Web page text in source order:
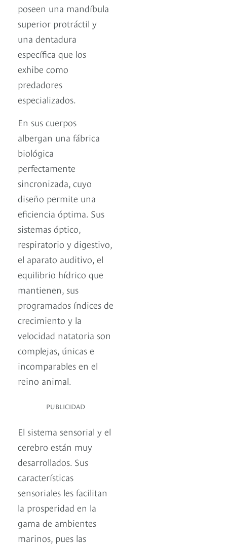
poseen una mandíbula
superior protráctil y
una dentadura
específica que los
exhibe como
predadores
especializados.
En sus cuerpos
albergan una fábrica
biológica
perfectamente
sincronizada, cuyo
diseño permite una
eficiencia óptima. Sus
sistemas óptico,
respiratorio y digestivo,
el aparato auditivo, el
equilibrio hídrico que
mantienen, sus
programados índices de
crecimiento y la
velocidad natatoria son
complejas, únicas e
incomparables en el
reino animal.
PUBLICIDAD
El sistema sensorial y el
cerebro están muy
desarrollados. Sus
características
sensoriales les facilitan
la prosperidad en la
gama de ambientes
marinos, pues las